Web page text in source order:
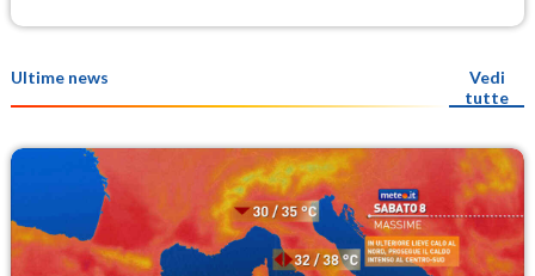
Ultime news
Vedi
tutte